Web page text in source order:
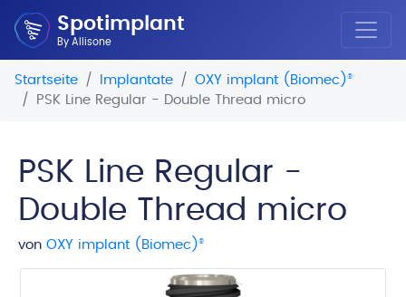
Spotimplant
By Allisone
Startseite Implantate OXY implant (Biomec)®
PSK Line Regular - Double Thread micro
PSK Line Regular -
Double Thread micro
von OXY implant (Biomec)®